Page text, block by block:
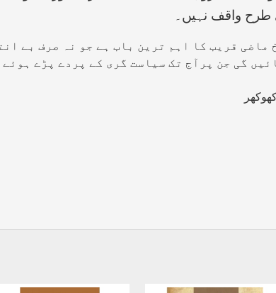
طرح واقف نہیں۔
قریب کا اہم ترین باب ہے جو نہ صرف بے
گی جن پرآج تک سیاست گری کے پردے پڑے ہوئے